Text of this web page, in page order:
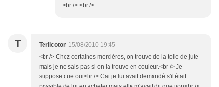
<br /> <br />
T Terlicoton 15/08/2010 19:45
<br /> Chez certaines mercières, on trouve de la toile de jute
mais je ne sais pas si on la trouve en couleur.<br /> Je
suppose que oui<br /> Car je lui avait demandé s'il était